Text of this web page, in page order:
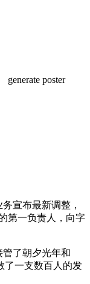
generate poster
宣布最新调整，
第一负责人，向字
管了朝夕光年和
了一支数百人的发